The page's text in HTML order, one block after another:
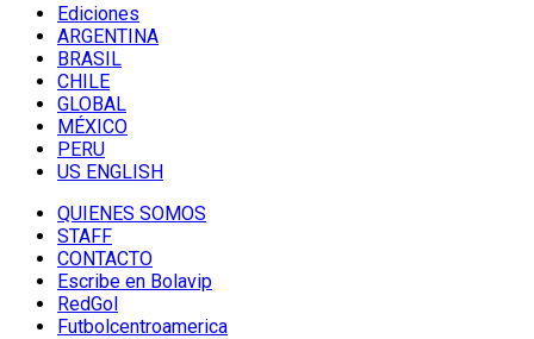
Ediciones
ARGENTINA
BRASIL
CHILE
GLOBAL
MÉXICO
PERU
US ENGLISH
QUIENES SOMOS
STAFF
CONTACTO
Escribe en Bolavip
RedGol
Futbolcentroamerica